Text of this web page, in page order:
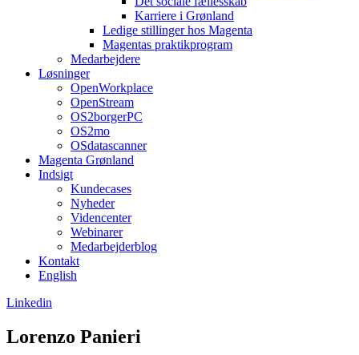
Karriere i Grønland
Ledige stillinger hos Magenta​
Magentas praktikprogram
Medarbejdere
Løsninger
OpenWorkplace
OpenStream
OS2borgerPC
OS2mo
OSdatascanner
Magenta Grønland
Indsigt
Kundecases
Nyheder
Videncenter
Webinarer
Medarbejderblog
Kontakt
English
Linkedin
Lorenzo Panieri